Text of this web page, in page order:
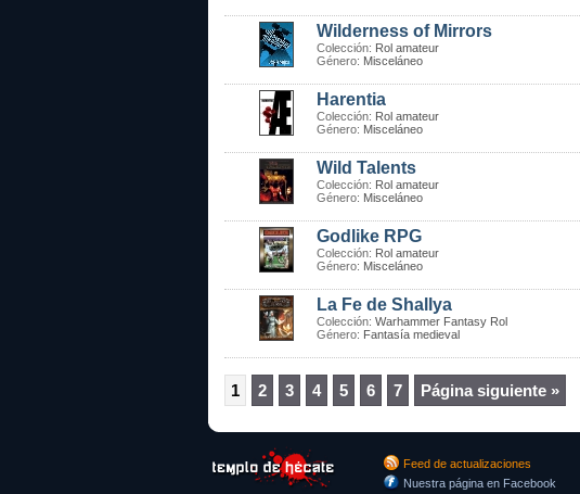
Wilderness of Mirrors
Colección: Rol amateur
Género: Misceláneo
Harentia
Colección: Rol amateur
Género: Misceláneo
Wild Talents
Colección: Rol amateur
Género: Misceláneo
Godlike RPG
Colección: Rol amateur
Género: Misceláneo
La Fe de Shallya
Colección: Warhammer Fantasy Rol
Género: Fantasía medieval
1 2 3 4 5 6 7 Página siguiente »
Feed de actualizaciones
Nuestra página en Facebook